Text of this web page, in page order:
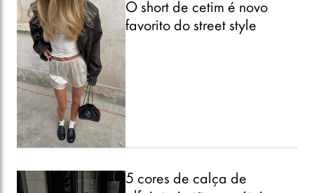
O short de cetim é novo
favorito do street style
5 cores de calça de